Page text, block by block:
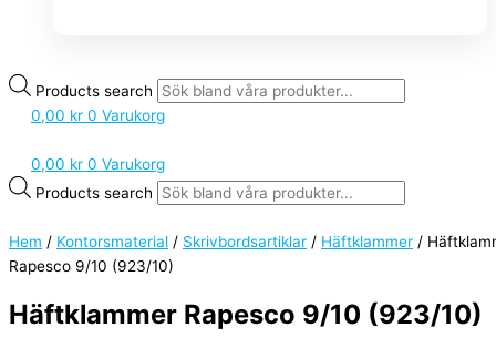
Products search
0,00 kr 0 Varukorg
0,00 kr 0 Varukorg
Products search
Hem / Kontorsmaterial / Skrivbordsartiklar / Häftklammer /
Rapesco 9/10 (923/10)
Häftklammer Rapesco 9/10 (923/10)